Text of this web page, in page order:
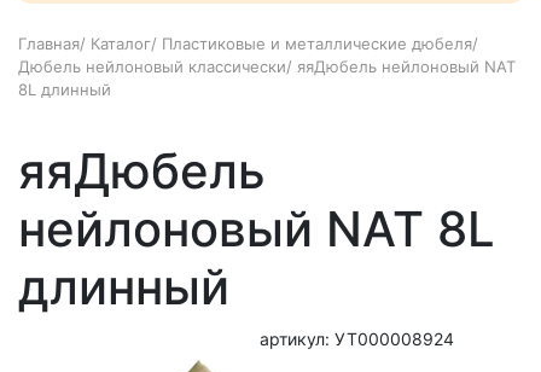
Главная/ Каталог/ Пластиковые и металлические дюбеля/
Дюбель нейлоновый классически/ яяДюбель нейлоновый NAT
8L длинный
яяДюбель
нейлоновый NAT 8L
длинный
артикул: УТ000008924